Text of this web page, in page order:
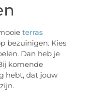
terras
bezuinigen. Kies
Dan heb je
komende
hebt, dat jouw